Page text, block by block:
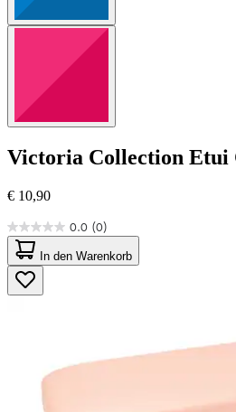
Victoria Collection Etui
€ 10,90
0.0 (0)
0.0
von
5
Sternen.
In den Warenkorb